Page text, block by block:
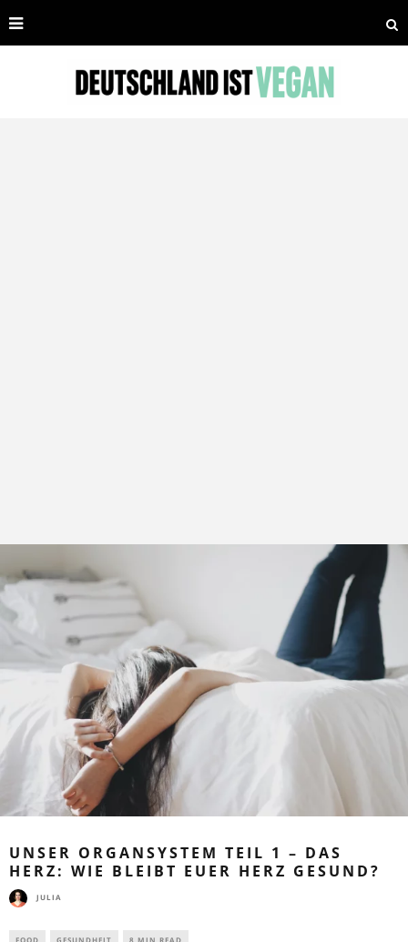
UNSER ORGANSYSTEM TEIL 1 – DAS
HERZ: WIE BLEIBT EUER HERZ GESUND?
JULIA
FOOD GESUNDHEIT 8 MIN READ